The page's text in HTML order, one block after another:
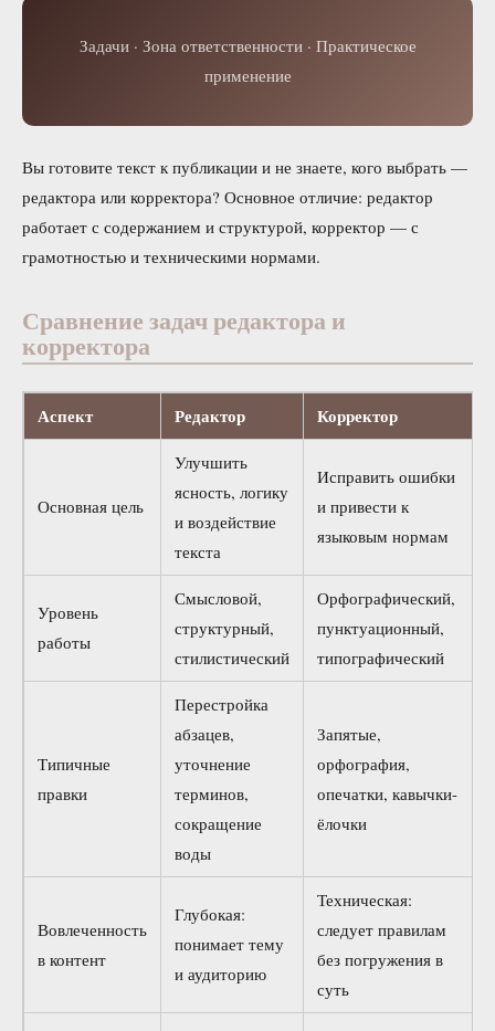
Задачи · Зона ответственности · Практическое
применение
Вы готовите текст к публикации и не знаете, кого выбрать —
редактора или корректора? Основное отличие: редактор
работает с содержанием и структурой, корректор — с
грамотностью и техническими нормами.
Сравнение задач редактора и
корректора
Аспект Редактор Корректор
Основная цель
Улучшить
ясность, логику
и воздействие
текста
Исправить ошибки
и привести к
языковым нормам
Уровень
работы
Смысловой,
структурный,
стилистический
Орфографический,
пунктуационный,
типографический
Типичные
правки
Перестройка
абзацев,
уточнение
терминов,
сокращение
воды
Запятые,
орфография,
опечатки, кавычки-
ёлочки
Вовлеченность
в контент
Глубокая:
понимает тему
и аудиторию
Техническая:
следует правилам
без погружения в
суть